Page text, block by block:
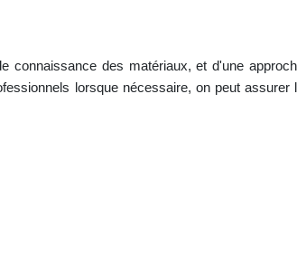
connaissance des matériaux, et d'une
lorsque nécessaire, on peut assurer